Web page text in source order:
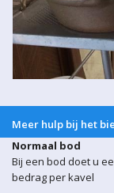
Meer hulp bij het
Normaal bod
Bij een bod doet u
bedrag per kavel